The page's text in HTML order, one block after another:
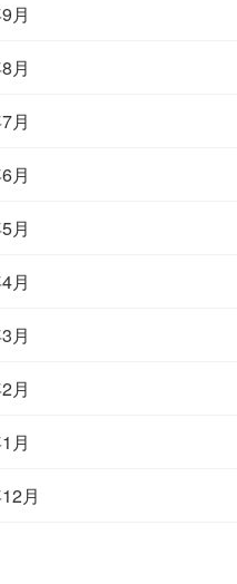
月
月
月
月
月
月
月
月
月
月